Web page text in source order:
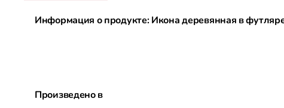
Информация о продукте: Икона деревянная в
Произведено в